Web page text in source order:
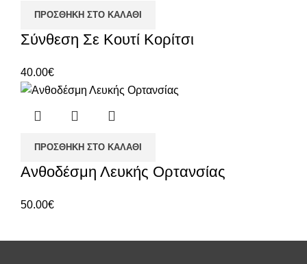
ΠΡΟΣΘΉΚΗ ΣΤΟ ΚΑΛΆΘΙ
Σύνθεση Σε Κουτί Κορίτσι
40.00€
ΠΡΟΣΘΉΚΗ ΣΤΟ ΚΑΛΆΘΙ
Ανθοδέσμη Λευκής Ορτανσίας
50.00€